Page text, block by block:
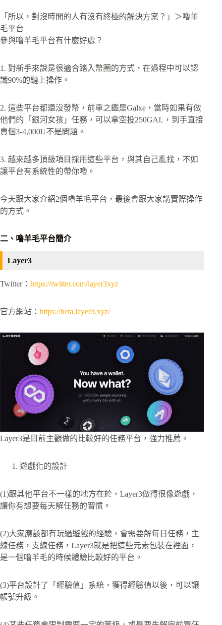
「所以，對沒時間的人有沒有終極的解決方案？」＞嚕羊
毛平台
參與嚕羊毛平台有什麼好處？
1. 對新手來說是很適合踏入幣圈的方式，在過程中可以認
識90%的鏈上操作。
2. 這些平台都還沒發幣，前車之鑑是Galxe，當時如果有做
他們的「銀河女孩」任務，可以拿空投250GAL，到手直接
賣個3-4,000U不是問題。
3. 越來越多頂級項目採用這些平台，與其自己亂找，不如
讓平台有系統性的帶你嚕。
今天跟大家介紹2個嚕羊毛平台，最後會跟大家講實際操作
的方式。
二、嚕羊毛平台簡介
Layer3
Twitter： https://twitter.com/layer3xyz
官方網站： https://beta.layer3.xyz/
Layer3是目前主觀做的比較好的任務平台，強力推薦。
遊戲化的設計
(1)跟其他平台不一樣的地方在於，Layer3做得很像遊戲，
讓你有想要每天解任務的習慣。
(2)大家應該都有玩過遊戲的經驗，會需要解每日任務，主
線任務，支線任務，Layer3就是把這些元素包裝在裡面，
是一個嚕羊毛的時候體驗比較好的平台。
(3)平台設計了「經驗值」系統，獲得經驗值以後，可以讓
帳號升級。